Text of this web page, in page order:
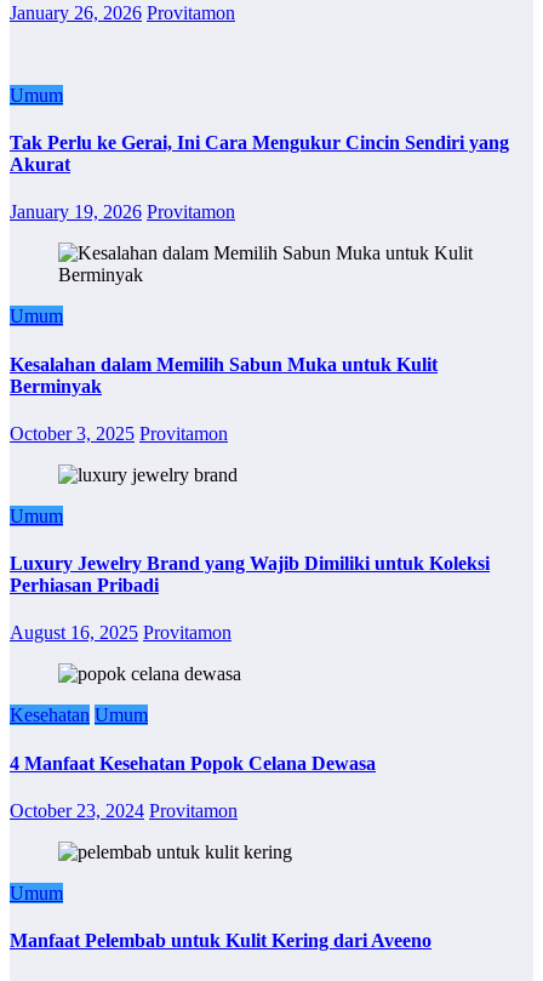
January 26, 2026 Provitamon
Umum
Tak Perlu ke Gerai, Ini Cara Mengukur Cincin Sendiri yang
Akurat
January 19, 2026 Provitamon
Umum
Kesalahan dalam Memilih Sabun Muka untuk Kulit
Berminyak
October 3, 2025 Provitamon
Umum
Luxury Jewelry Brand yang Wajib Dimiliki untuk Koleksi
Perhiasan Pribadi
August 16, 2025 Provitamon
Kesehatan Umum
4 Manfaat Kesehatan Popok Celana Dewasa
October 23, 2024 Provitamon
Umum
Manfaat Pelembab untuk Kulit Kering dari Aveeno